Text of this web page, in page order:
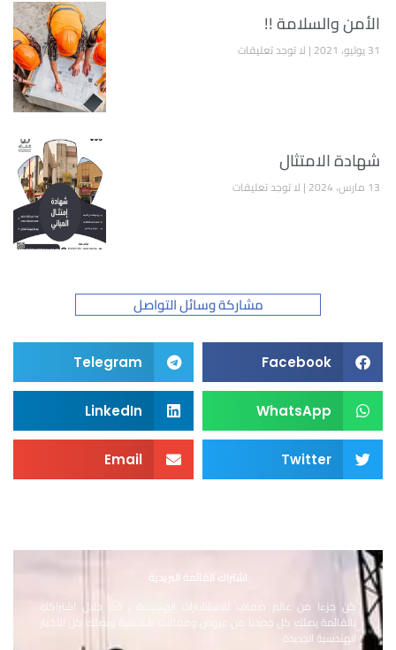
الأمن والسلامة !!
31 يوليو، 2021 لا توجد تعليقات
شهادة الامتثال
13 مارس، 2024 لا توجد تعليقات
مشاركة وسائل التواصل
Facebook
Telegram
WhatsApp
LinkedIn
Twitter
Email
اشتراك القائمة البريدية
كن جزءا من عالم ضفاف للاستشارات الهندسية ، فم خلال اشتراكك
بالقائمة يصلك كل جديدنا من عروض ومقالات هندسية ويصلك كل الأخبار
الهندسية الجديدة